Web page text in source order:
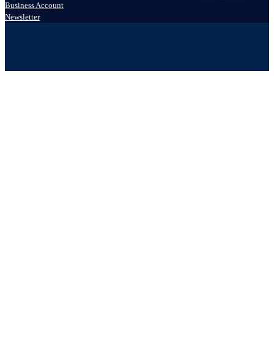
Business Account
Newsletter